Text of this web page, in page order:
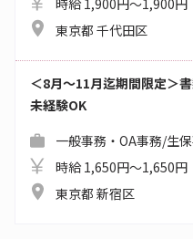
東京都 千代田区
＜8月～11月迄期間限定＞
未経験OK
一般事務・OA事務/生
時給 1,650円～1,650円
東京都 新宿区